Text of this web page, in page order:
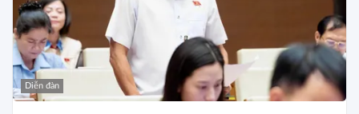
Diễn đàn